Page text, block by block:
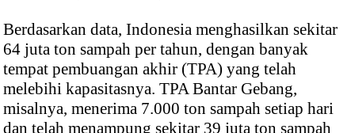
Berdasarkan data, Indonesia menghasilkan sekitar
64 juta ton sampah per tahun, dengan banyak
tempat pembuangan akhir (TPA) yang telah
melebihi kapasitasnya. TPA Bantar Gebang,
misalnya, menerima 7.000 ton sampah setiap hari
dan telah menampung sekitar 39 juta ton sampah